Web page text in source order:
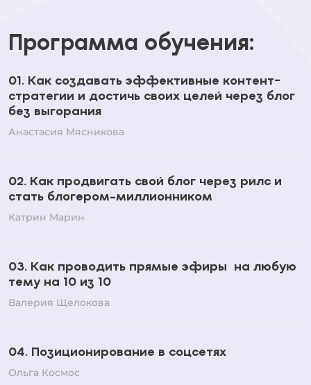
Программа обучения:
01. Как создавать эффективные контент-
стратегии и достичь своих целей через блог
без выгорания
Анастасия Мясникова
02. Как продвигать свой блог через рилс и
стать блогером-миллионником
Катрин Марин
03. Как проводить прямые эфиры на любую
тему на 10 из 10
Валерия Щелокова
04. Позиционирование в соцсетях
Ольга Космос